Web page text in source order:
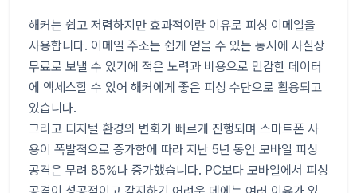
해커는 쉽고 저렴하지만 효과적이란 이유로 피싱 이메일을
사용합니다. 이메일 주소는 쉽게 얻을 수 있는 동시에 사실상
무료로 보낼 수 있기에 적은 노력과 비용으로 민감한 데이터
에 액세스할 수 있어 해커에게 좋은 피싱 수단으로 활용되고
있습니다.
그리고 디지털 환경의 변화가 빠르게 진행되며 스마트폰 사
용이 폭발적으로 증가함에 따라 지난 5년 동안 모바일 피싱
공격은 무려 85%나 증가했습니다. PC보다 모바일에서 피싱